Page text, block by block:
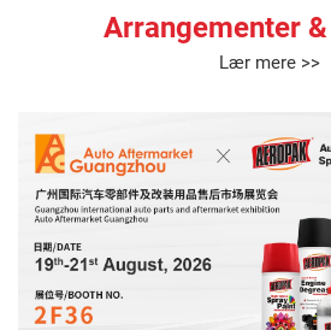
Arrangementer
Lær mere >>